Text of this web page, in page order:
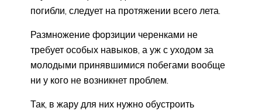
погибли, следует на протяжении всего лета.
Размножение форзиции черенками не
требует особых навыков, а уж с уходом за
молодыми принявшимися побегами вообще
ни у кого не возникнет проблем.
Так, в жару для них нужно обустроить